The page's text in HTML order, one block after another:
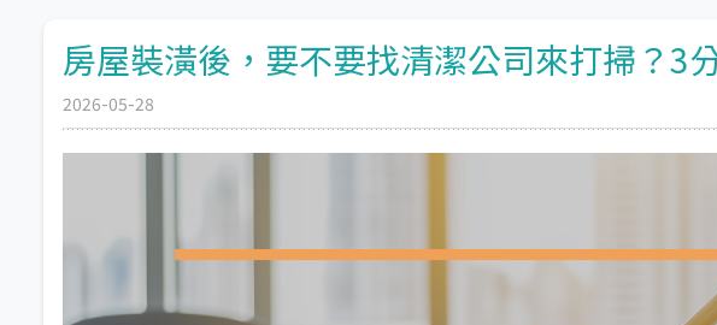
房屋裝潢後，要不要找清潔公司來打掃？3
2026-05-28